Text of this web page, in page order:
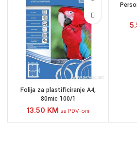
Folija za plastificiranje A4,
80mic 100/1
13.50 KM sa PDV-om